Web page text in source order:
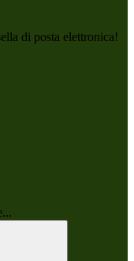
di posta elettronica!